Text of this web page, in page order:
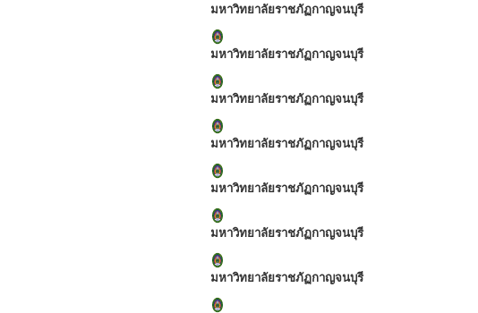
มหาวิทยาลัยราชภัฏกาญจนบุรี
มหาวิทยาลัยราชภัฏกาญจนบุรี
มหาวิทยาลัยราชภัฏกาญจนบุรี
มหาวิทยาลัยราชภัฏกาญจนบุรี
มหาวิทยาลัยราชภัฏกาญจนบุรี
มหาวิทยาลัยราชภัฏกาญจนบุรี
มหาวิทยาลัยราชภัฏกาญจนบุรี